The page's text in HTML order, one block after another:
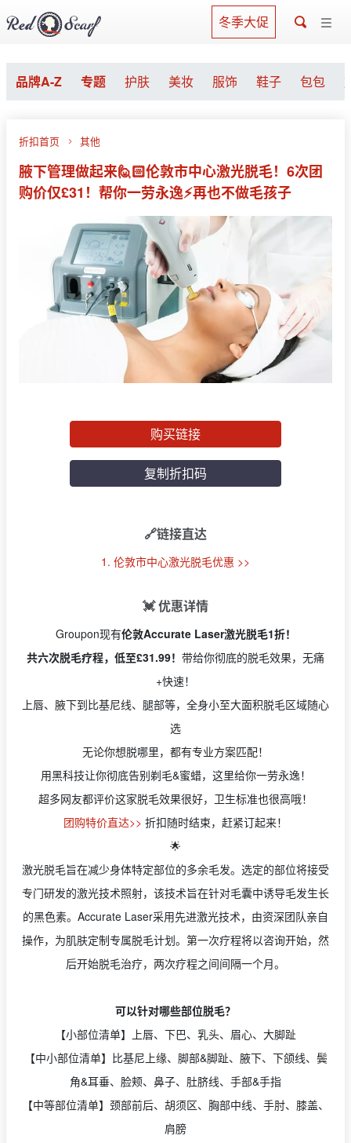
冬季大促
品牌A-Z 专题 护肤 美妆 服饰 鞋子 包包
折扣首页 其他
腋下管理做起来🙋🏻伦敦市中心激光脱毛！6次团
购价仅£31！帮你一劳永逸⚡️再也不做毛孩子
购买链接
复制折扣码
🔗链接直达
1. 伦敦市中心激光脱毛优惠 >>
💓 优惠详情
Groupon现有伦敦Accurate Laser激光脱毛1折！
共六次脱毛疗程，低至£31.99！ 带给你彻底的脱毛效果，无痛
+快速！
上唇、腋下到比基尼线、腿部等，全身小至大面积脱毛区域随心
选
无论你想脱哪里，都有专业方案匹配！
用黑科技让你彻底告别剃毛&蜜蜡，这里给你一劳永逸！
超多网友都评价这家脱毛效果很好，卫生标准也很高哦！
团购特价直达>> 折扣随时结束，赶紧订起来！
🌟
激光脱毛旨在减少身体特定部位的多余毛发。选定的部位将接受
专门研发的激光技术照射，该技术旨在针对毛囊中诱导毛发生长
的黑色素。Accurate Laser采用先进激光技术，由资深团队亲自
操作，为肌肤定制专属脱毛计划。第一次疗程将以咨询开始，然
后开始脱毛治疗，两次疗程之间间隔一个月。
可以针对哪些部位脱毛？
【小部位清单】上唇、下巴、乳头、眉心、大脚趾
【中小部位清单】比基尼上缘、脚部&脚趾、腋下、下颌线、鬓
角&耳垂、脸颊、鼻子、肚脐线、手部&手指
【中等部位清单】颈部前后、胡须区、胸部中线、手肘、膝盖、
肩膀